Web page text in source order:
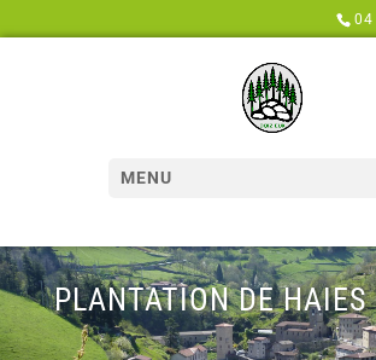
MENU
PLANTATION DE HAIES